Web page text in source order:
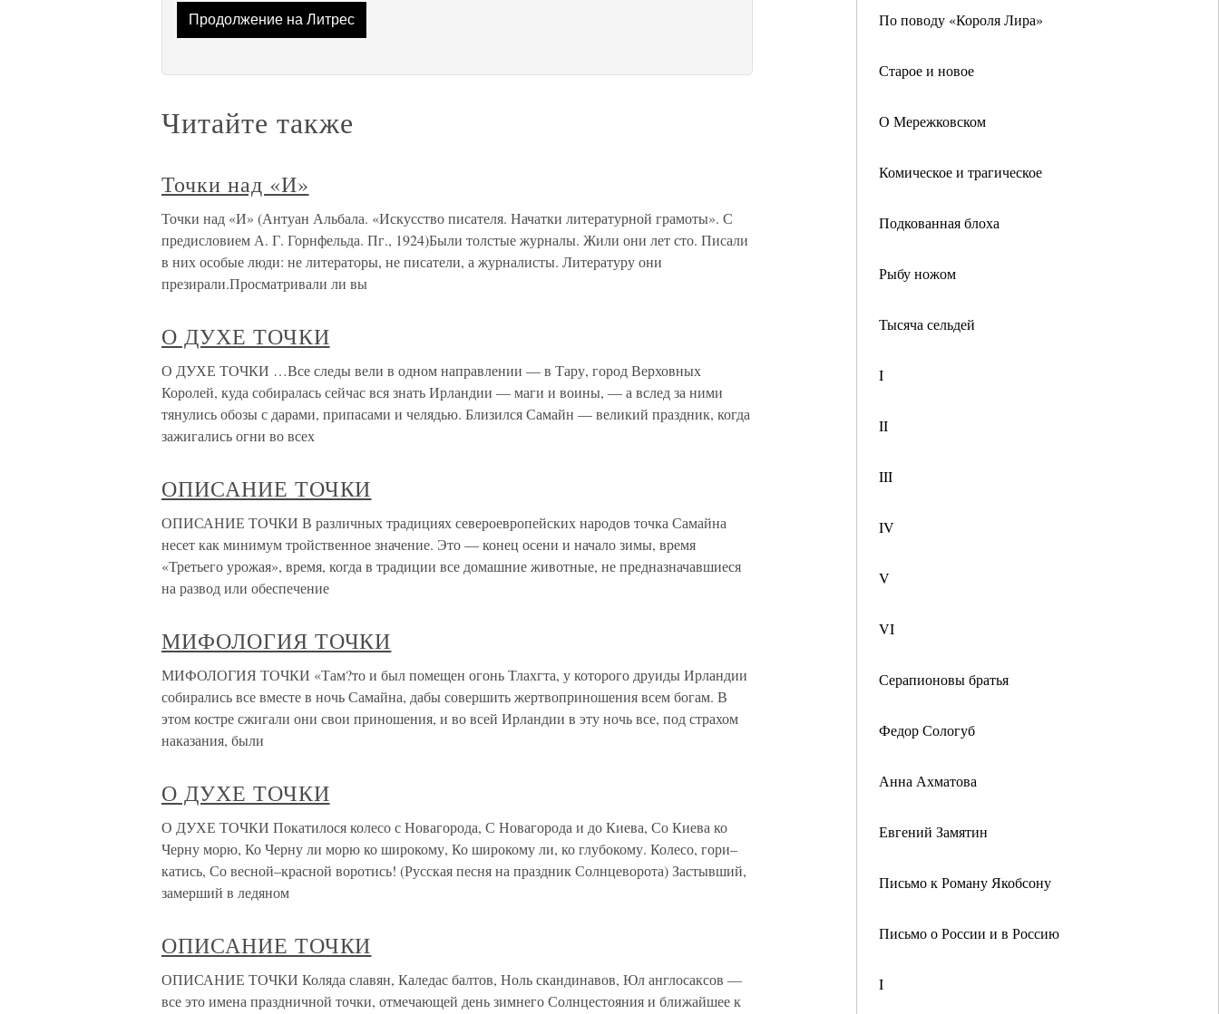
По поводу «Короля Лира»
Старое и новое
О Мережковском
Комическое и трагическое
Подкованная блоха
Рыбу ножом
Тысяча сельдей
I
II
III
IV
V
VI
Серапионовы братья
Федор Сологуб
Анна Ахматова
Евгений Замятин
Письмо к Роману Якобсону
Письмо о России и в Россию
I
Продолжение на Литрес
Читайте также
Точки над «И»
Точки над «И» (Антуан Альбала. «Искусство писателя. Начатки литературной грамоты». С
предисловием А. Г. Горнфельда. Пг., 1924)Были толстые журналы. Жили они лет сто. Писали
в них особые люди: не литераторы, не писатели, а журналисты. Литературу они
презирали.Просматривали ли вы
О ДУХЕ ТОЧКИ
О ДУХЕ ТОЧКИ …Все следы вели в одном направлении — в Тару, город Верховных
Королей, куда собиралась сейчас вся знать Ирландии — маги и воины, — а вслед за ними
тянулись обозы с дарами, припасами и челядью. Близился Самайн — великий праздник, когда
зажигались огни во всех
ОПИСАНИЕ ТОЧКИ
ОПИСАНИЕ ТОЧКИ В различных традициях североевропейских народов точка Самайна
несет как минимум тройственное значение. Это — конец осени и начало зимы, время
«Третьего урожая», время, когда в традиции все домашние животные, не предназначавшиеся
на развод или обеспечение
МИФОЛОГИЯ ТОЧКИ
МИФОЛОГИЯ ТОЧКИ «Там?то и был помещен огонь Тлахгта, у которого друиды Ирландии
собирались все вместе в ночь Самайна, дабы совершить жертвоприношения всем богам. В
этом костре сжигали они свои приношения, и во всей Ирландии в эту ночь все, под страхом
наказания, были
О ДУХЕ ТОЧКИ
О ДУХЕ ТОЧКИ Покатилося колесо с Новагорода, С Новагорода и до Киева, Со Киева ко
Черну морю, Ко Черну ли морю ко широкому, Ко широкому ли, ко глубокому. Колесо, гори–
катись, Со весной–красной воротись! (Русская песня на праздник Солнцеворота) Застывший,
замерший в ледяном
ОПИСАНИЕ ТОЧКИ
ОПИСАНИЕ ТОЧКИ Коляда славян, Каледас балтов, Ноль скандинавов, Юл англосаксов —
все это имена праздничной точки, отмечающей день зимнего Солнцестояния и ближайшее к